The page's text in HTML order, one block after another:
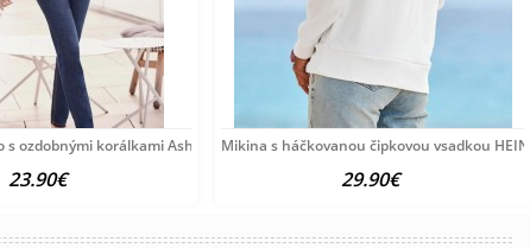
s ozdobnými korálkami Ashley Brooke, ružové
23.90€
Mikina s háčkovanou čipkovou vsadkou
29.90€